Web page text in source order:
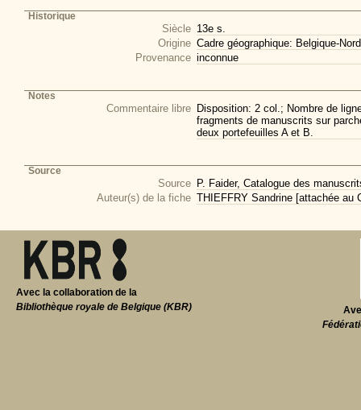
Historique
Siècle 13e s.
Origine Cadre géographique: Belgique-
Provenance inconnue
Notes
Commentaire libre Disposition: 2 col.; Nombre de
fragments de manuscrits sur
deux portefeuilles A et B.
Source
Source P. Faider, Catalogue des
Auteur(s) de la fiche THIEFFRY Sandrine [attachée au
Avec la collaboration de la
Bibliothèque royale de Belgique (KBR)